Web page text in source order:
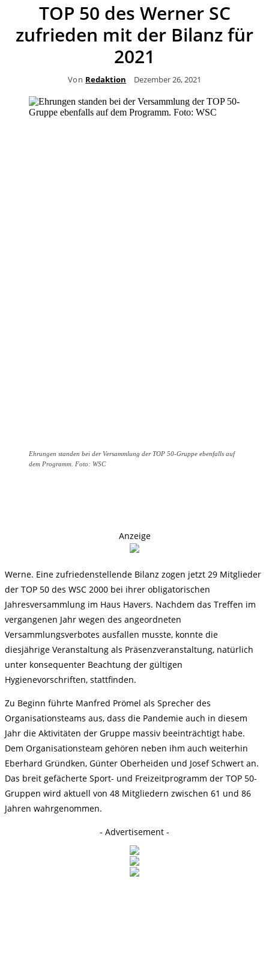
TOP 50 des Werner SC
zufrieden mit der Bilanz für
2021
Von Redaktion Dezember 26, 2021
Ehrungen standen bei der Versammlung der TOP 50-Gruppe ebenfalls auf
dem Programm. Foto: WSC
Anzeige
Werne. Eine zufriedenstellende Bilanz zogen jetzt 29 Mitglieder
der TOP 50 des WSC 2000 bei ihrer obligatorischen
Jahresversammlung im Haus Havers. Nachdem das Treffen im
vergangenen Jahr wegen des angeordneten
Versammlungsverbotes ausfallen musste, konnte die
diesjährige Veranstaltung als Präsenzveranstaltung, natürlich
unter konsequenter Beachtung der gültigen
Hygienevorschriften, stattfinden.
Zu Beginn führte Manfred Prömel als Sprecher des
Organisationsteams aus, dass die Pandemie auch in diesem
Jahr die Aktivitäten der Gruppe massiv beeinträchtigt habe.
Dem Organisationsteam gehören neben ihm auch weiterhin
Eberhard Gründken, Günter Oberheiden und Josef Schwert an.
Das breit gefächerte Sport- und Freizeitprogramm der TOP 50-
Gruppen wird aktuell von 48 Mitgliedern zwischen 61 und 86
Jahren wahrgenommen.
- Advertisement -